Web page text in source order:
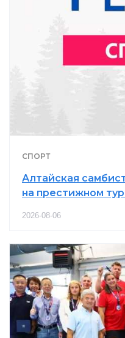
СПОРТ
Алтайская
на престижном
2026-08-06